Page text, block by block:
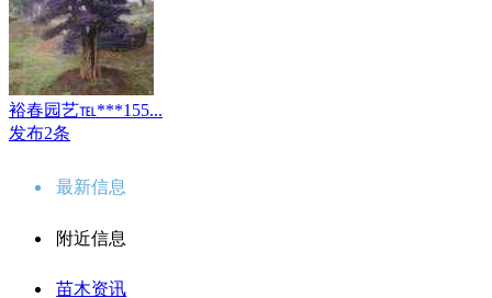
裕春园艺℡***155...
发布2条
最新信息
附近信息
苗木资讯